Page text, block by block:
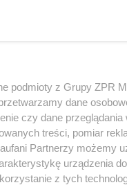
podmioty z Grupy ZPR
dane
czy dane przeglądania
treści, pomiar
Partnerzy możemy
urządzenia
z tych